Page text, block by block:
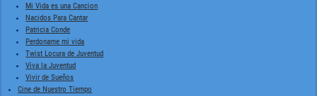
Mi Vida es una Cancion
Nacidos Para Cantar
Patricia Conde
Perdoname mi vida
Twist Locura de Juventud
Viva la Juventud
Vivir de Sueños
Cine de Nuestro Tiempo